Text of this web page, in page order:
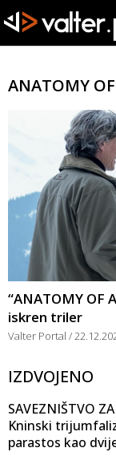
ANATOMY
“ANATOMY OF
iskren triler
Valter Portal
IZDVOJENO
SAVEZNIŠTVO
Kninski
parastos kao